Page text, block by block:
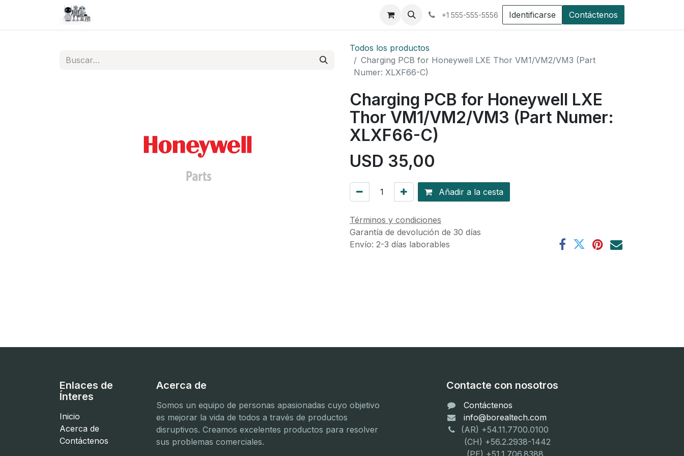
Planilla +1 555-555-5556 Identificarse Contáctenos
Todos los productos
Charging PCB for Honeywell LXE Thor VM1/VM2/VM3 (Part
Numer: XLXF66-C)
Charging PCB for Honeywell LXE
Thor VM1/VM2/VM3 (Part Numer:
XLXF66-C)
USD 35,00
Añadir a la cesta
Términos y condiciones
Garantía de devolución de 30 días
Envío: 2-3 días laborables
Enlaces de
Ínteres
Inicio
Acerca de
Contáctenos
Acerca de
Somos un equipo de personas apasionadas cuyo objetivo
es mejorar la vida de todos a través de productos
disruptivos. Creamos excelentes productos para resolver
sus problemas comerciales.
Contacte con nosotros
Contáctenos
info@borealtech.com
(AR) +54.11.7700.0100
(CH) +56.2.2938-1442
(PE) +51.1.706.8388